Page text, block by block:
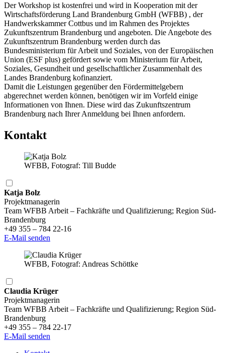
Der Workshop ist kostenfrei und wird in Kooperation mit der
Wirtschaftsförderung Land Brandenburg GmbH (WFBB) , der
Handwerkskammer Cottbus und im Rahmen des Projektes
Zukunftszentrum Brandenburg und angeboten. Die Angebote des
Zukunftszentrum Brandenburg werden durch das
Bundesministerium für Arbeit und Soziales, von der Europäischen
Union (ESF plus) gefördert sowie vom Ministerium für Arbeit,
Soziales, Gesundheit und gesellschaftlicher Zusammenhalt des
Landes Brandenburg kofinanziert.
Damit die Leistungen gegenüber den Fördermittelgebern
abgerechnet werden können, benötigen wir im Vorfeld einige
Informationen von Ihnen. Diese wird das Zukunftszentrum
Brandenburg nach Ihrer Anmeldung bei Ihnen anfordern.
Kontakt
WFBB, Fotograf: Till Budde
Katja Bolz
Projektmanagerin
Team WFBB Arbeit – Fachkräfte und Qualifizierung; Region Süd-
Brandenburg
+49 355 – 784 22-16
E-Mail senden
WFBB, Fotograf: Andreas Schöttke
Claudia Krüger
Projektmanagerin
Team WFBB Arbeit – Fachkräfte und Qualifizierung; Region Süd-
Brandenburg
+49 355 – 784 22-17
E-Mail senden